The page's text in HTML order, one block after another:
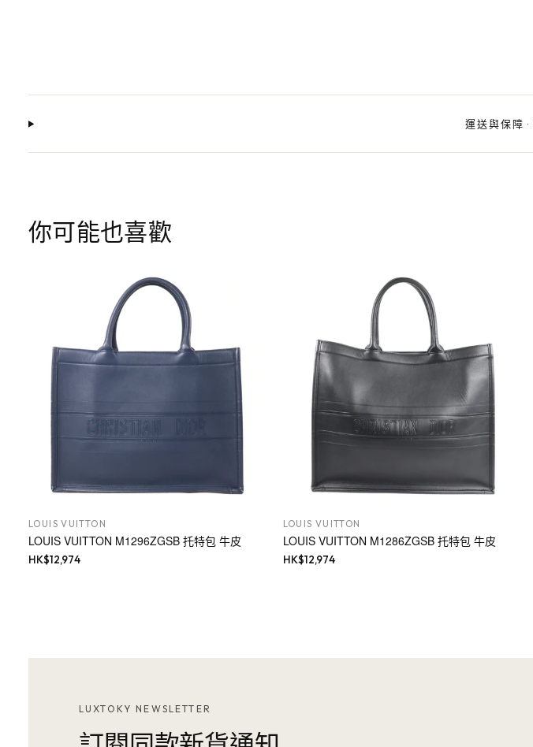
運送與保障 ·
你可能也喜歡
LOUIS VUITTON
LOUIS VUITTON M1296ZGSB 托特包 牛皮
HK$12,974
LOUIS VUITTON
LOUIS VUITTON M1286ZGSB 托特包 牛皮
HK$12,974
LUXTOKY NEWSLETTER